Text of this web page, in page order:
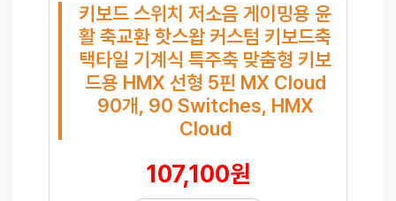
키보드 스위치 저소음 게이밍용 윤
활 축교환 핫스왑 커스텀 키보드축
택타일 기계식 특주축 맞춤형 키보
드용 HMX 선형 5핀 MX Cloud
90개, 90 Switches, HMX
Cloud
107,100원